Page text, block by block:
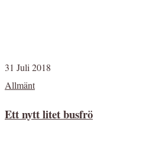
31 Juli 2018
Allmänt
Ett nytt litet busfrö